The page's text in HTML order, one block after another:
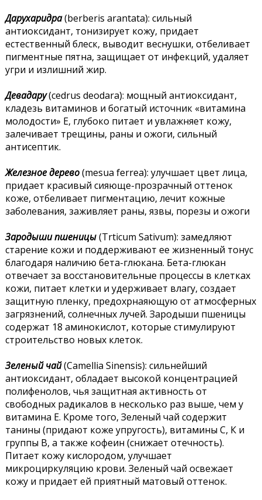
Дарухаридра(berberis arantata): сильный
антиоксидант, тонизирует кожу, придает
естественный блеск, выводит веснушки, отбеливает
пигментные пятна, защищает от инфекций, удаляет
угри и излишний жир.
Девадару(cedrus deodara): мощный антиоксидант,
кладезь витаминов и богатый источник «витамина
молодости» Е, глубоко питает и увлажняет кожу,
залечивает трещины, раны и ожоги, сильный
антисептик.
Железное дерево(mesua ferrea): улучшает цвет лица,
придает красивый сияюще-прозрачный оттенок
коже, отбеливает пигментацию, лечит кожные
заболевания, заживляет раны, язвы, порезы и ожоги
Зародыши пшеницы(Trticum Sativum): замедляют
старение кожи и поддерживают ее жизненный тонус
благодаря наличию бета-глюкана. Бета-глюкан
отвечает за восстановительные процессы в клетках
кожи, питает клетки и удерживает влагу, создает
защитную пленку, предохрнаяющую от атмосферных
загрязнений, солнечных лучей. Зародыши пшеницы
содержат 18 аминокислот, которые стимулируют
строительство новых клеток.
Зеленый чай(Сamellia Sinensis): сильнейший
антиоксидант, обладает высокой концентрацией
полифенолов, чья защитная активность от
свободных радикалов в несколько раз выше, чем у
витамина Е. Кроме того, Зеленый чай содержит
танины (придают коже упругость), витамины С, К и
группы В, а также кофеин (снижает отечность).
Питает кожу кислородом, улучшает
микроциркуляцию крови. Зеленый чай освежает
кожу и придает ей приятный матовый оттенок.